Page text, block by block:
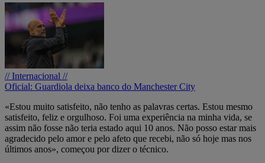
// Internacional //
Oficial: Guardiola deixa banco do Manchester City
«Estou muito satisfeito, não tenho as palavras certas. Estou mesmo
satisfeito, feliz e orgulhoso. Foi uma experiência na minha vida, se
assim não fosse não teria estado aqui 10 anos. Não posso estar mais
agradecido pelo amor e pelo afeto que recebi, não só hoje mas nos
últimos anos», começou por dizer o técnico.